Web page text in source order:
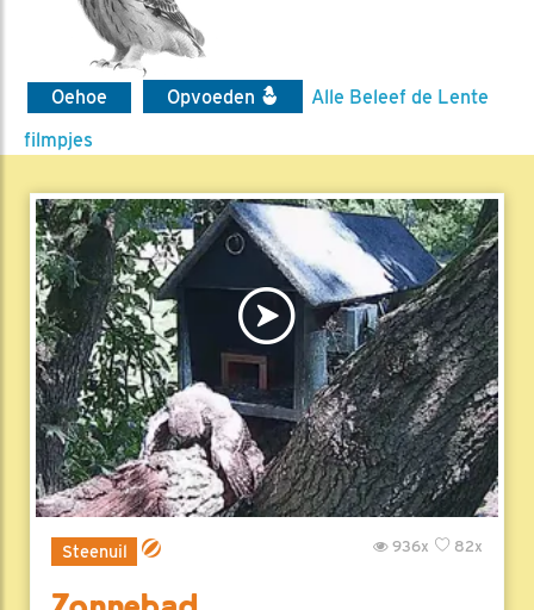
Oehoe Opvoeden
Alle Beleef de Lente
filmpjes
Steenuil 82x
936x